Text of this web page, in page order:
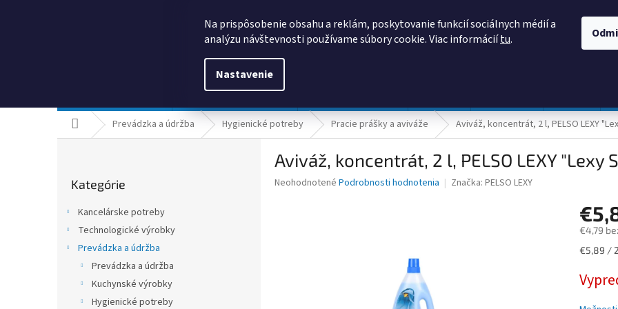
Na prispôsobenie obsahu a reklám, poskytovanie funkcií sociálnych médií a
analýzu návštevnosti používame súbory cookie. Viac informáciítu.
Nastavenie
DomovPrevádzka a údržba Hygienické potreby Pracie prášky a aviváže Aviváž, koncentrát, 2 l, PELSO LEXY
kategórie
Kategórie
Kancelárske potreby
Technologické výrobky
Prevádzka a údržba
Prevádzka a údržba
Kuchynské výrobky
Hygienické potreby
Aviváž, koncentrát, 2 l, PELSO LEXY "Lexy
Priemerné
Neohodnotené Podrobnosti hodnotenia Značka: PELSO LEXY
€4,79
€5,89 /